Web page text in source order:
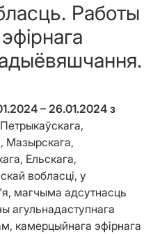
Работы
– 26.01.2024 з
Мазырскага,
Ельскага,
вобласці, у
магчыма адсутнасць
агульнадаступнага
камерцыйнага эфірнага